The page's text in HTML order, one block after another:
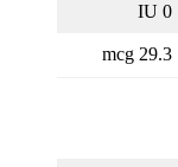
0 IU
29.3 mcg